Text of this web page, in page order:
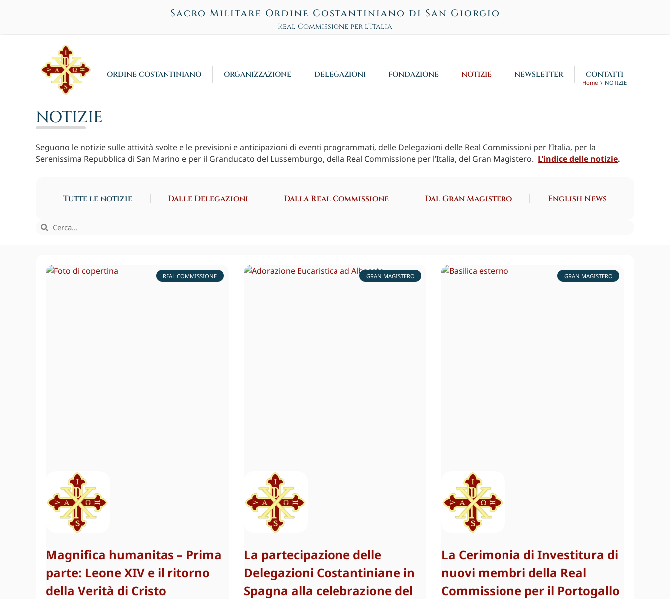
Sacro Militare Ordine Costantiniano di San Giorgio
Real Commissione per l’Italia
ORDINE COSTANTINIANO ORGANIZZAZIONE DELEGAZIONI FONDAZIONE NOTIZIE NEWSLETTER CONTATTI
Home NOTIZIE
NOTIZIE
Seguono le notizie sulle attività svolte e le previsioni e anticipazioni di eventi programmati, delle Delegazioni delle Real Commissioni per l’Italia, per la
Serenissima Repubblica di San Marino e per il Granducato del Lussemburgo, della Real Commissione per l’Italia, del Gran Magistero. L’indice delle notizie.
Tutte le notizie Dalle Delegazioni Dalla Real Commissione Dal Gran Magistero English News
REAL COMMISSIONE
Magnifica humanitas – Prima
parte: Leone XIV e il ritorno
della Verità di Cristo
GRAN MAGISTERO
La partecipazione delle
Delegazioni Costantiniane in
Spagna alla celebrazione del
GRAN MAGISTERO
La Cerimonia di Investitura di
nuovi membri della Real
Commissione per il Portogallo